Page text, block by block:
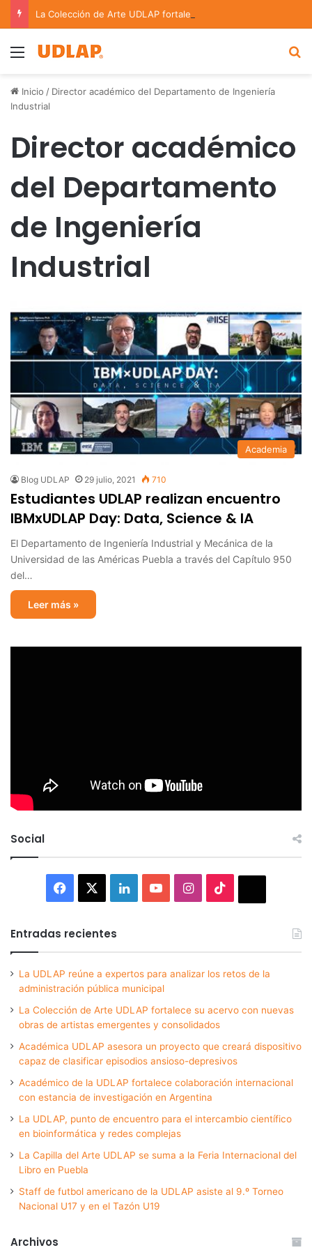
Menu
Inicio / Director académico del Departamento de Ingeniería
Industrial
Director académico
del Departamento
de Ingeniería
Industrial
Academia
Blog UDLAP 29 julio, 2021 710
Estudiantes UDLAP realizan encuentro
IBMxUDLAP Day: Data, Science & IA
El Departamento de Ingeniería Industrial y Mecánica de la
Universidad de las Américas Puebla a través del Capítulo 950
del…
Leer más »
Social
Facebook LinkedInYouTubeInstagram
Entradas recientes
La UDLAP reúne a expertos para analizar los retos de la
administración pública municipal
La Colección de Arte UDLAP fortalece su acervo con nuevas
obras de artistas emergentes y consolidados
Académica UDLAP asesora un proyecto que creará dispositivo
capaz de clasificar episodios ansioso-depresivos
Académico de la UDLAP fortalece colaboración internacional
con estancia de investigación en Argentina
La UDLAP, punto de encuentro para el intercambio científico
en bioinformática y redes complejas
La Capilla del Arte UDLAP se suma a la Feria Internacional del
Libro en Puebla
Staff de futbol americano de la UDLAP asiste al 9.º Torneo
Nacional U17 y en el Tazón U19
Archivos